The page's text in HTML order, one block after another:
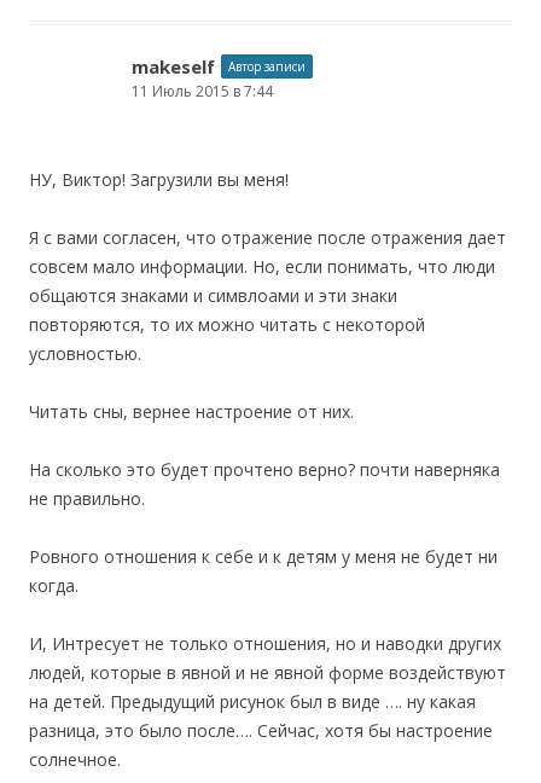
makeself Автор записи
11 Июль 2015 в 7:44
НУ, Виктор! Загрузили вы меня!
Я с вами согласен, что отражение после отражения дает
совсем мало информации. Но, если понимать, что люди
общаются знаками и симвлоами и эти знаки
повторяются, то их можно читать с некоторой
условностью.
Читать сны, вернее настроение от них.
На сколько это будет прочтено верно? почти наверняка
не правильно.
Ровного отношения к себе и к детям у меня не будет ни
когда.
И, Интресует не только отношения, но и наводки других
людей, которые в явной и не явной форме воздействуют
на детей. Предыдущий рисунок был в виде …. ну какая
разница, это было после…. Сейчас, хотя бы настроение
солнечное.